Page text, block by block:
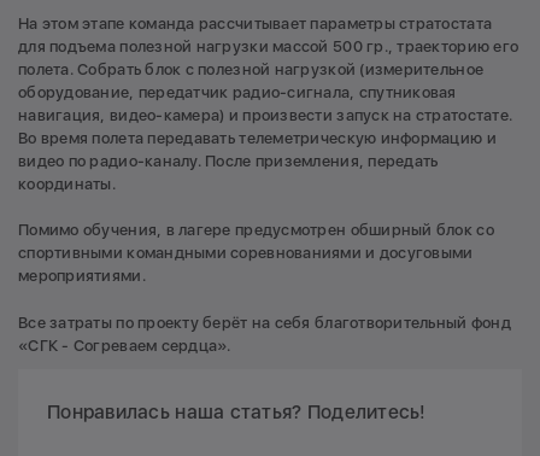
На этом этапе команда рассчитывает параметры стратостата
для подъема полезной нагрузки массой 500 гр., траекторию его
полета. Собрать блок с полезной нагрузкой (измерительное
оборудование, передатчик радио-сигнала, спутниковая
навигация, видео-камера) и произвести запуск на стратостате.
Во время полета передавать телеметрическую информацию и
видео по радио-каналу. После приземления, передать
координаты.
Помимо обучения, в лагере предусмотрен обширный блок со
спортивными командными соревнованиями и досуговыми
мероприятиями.
Все затраты по проекту берёт на себя благотворительный фонд
«СГК - Согреваем сердца».
Понравилась наша статья? Поделитесь!